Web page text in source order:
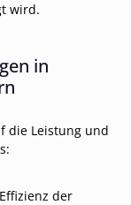
wird.
in
die Leistung und
der